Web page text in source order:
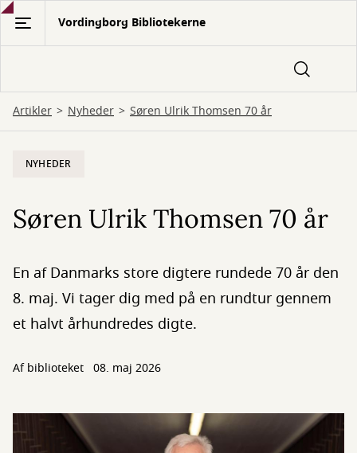
Gå
hovedindhold
Vordingborg Bibliotekerne
Artikler Nyheder Søren Ulrik Thomsen 70 år
NYHEDER
Søren Ulrik Thomsen 70 år
En af Danmarks store digtere rundede 70 år den
8. maj. Vi tager dig med på en rundtur gennem
et halvt århundredes digte.
Af biblioteket 08. maj 2026